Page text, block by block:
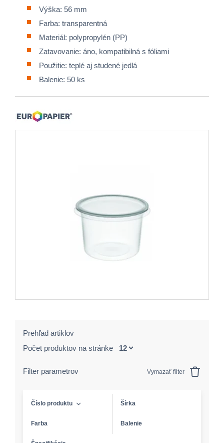
Výška: 56 mm
Farba: transparentná
Materiál: polypropylén (PP)
Zatavovanie: áno, kompatibilná s fóliami
Použitie: teplé aj studené jedlá
Balenie: 50 ks
Prehľad artiklov
Počet produktov na stránke
Filter parametrov Vymazať filter
Číslo produktu Šírka
Farba Balenie